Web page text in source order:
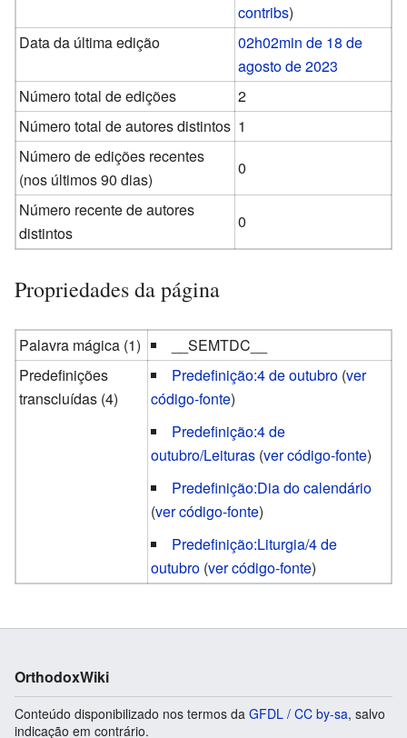
contribs)
Data da última edição
02h02min de 18 de
agosto de 2023
Número total de edições
2
Número total de autores distintos 1
Número de edições recentes
(nos últimos 90 dias)
0
Número recente de autores
distintos
0
Propriedades da página
Palavra mágica (1)
__SEMTDC__
Predefinições
transcluídas (4)
Predefinição:4 de outubro (ver
código-fonte)
Predefinição:4 de
outubro/Leituras (ver código-fonte)
Predefinição:Dia do calendário
(ver código-fonte)
Predefinição:Liturgia/4 de
outubro (ver código-fonte)
OrthodoxWiki
Conteúdo disponibilizado nos termos da GFDL / CC by-sa, salvo
indicação em contrário.